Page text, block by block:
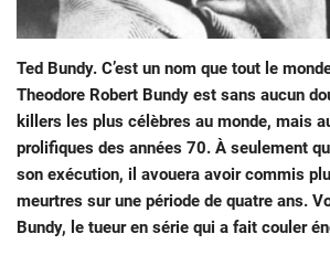
Ted Bundy. C’est un nom que tout le
Theodore Robert Bundy est sans aucun
killers les plus célèbres au monde, mais
prolifiques des années 70. À seulement
son exécution, il avouera avoir commis
meurtres sur une période de quatre ans.
Bundy, le tueur en série qui a fait couler